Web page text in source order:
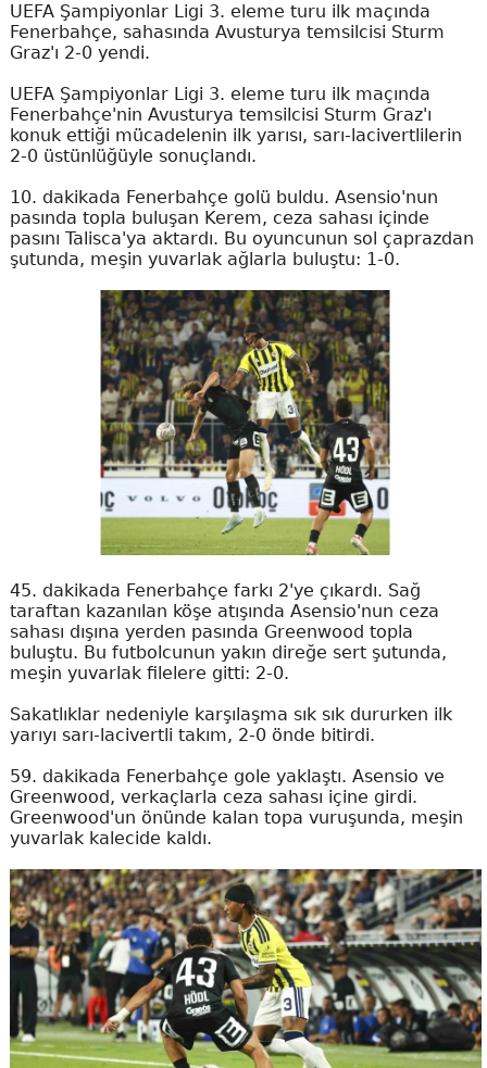
UEFA Şampiyonlar Ligi 3. eleme turu ilk maçında
Fenerbahçe, sahasında Avusturya temsilcisi Sturm
Graz'ı 2-0 yendi.
UEFA Şampiyonlar Ligi 3. eleme turu ilk maçında
Fenerbahçe'nin Avusturya temsilcisi Sturm Graz'ı
konuk ettiği mücadelenin ilk yarısı, sarı-lacivertlilerin
2-0 üstünlüğüyle sonuçlandı.
10. dakikada Fenerbahçe golü buldu. Asensio'nun
pasında topla buluşan Kerem, ceza sahası içinde
pasını Talisca'ya aktardı. Bu oyuncunun sol çaprazdan
şutunda, meşin yuvarlak ağlarla buluştu: 1-0.
45. dakikada Fenerbahçe farkı 2'ye çıkardı. Sağ
taraftan kazanılan köşe atışında Asensio'nun ceza
sahası dışına yerden pasında Greenwood topla
buluştu. Bu futbolcunun yakın direğe sert şutunda,
meşin yuvarlak filelere gitti: 2-0.
Sakatlıklar nedeniyle karşılaşma sık sık dururken ilk
yarıyı sarı-lacivertli takım, 2-0 önde bitirdi.
59. dakikada Fenerbahçe gole yaklaştı. Asensio ve
Greenwood, verkaçlarla ceza sahası içine girdi.
Greenwood'un önünde kalan topa vuruşunda, meşin
yuvarlak kalecide kaldı.